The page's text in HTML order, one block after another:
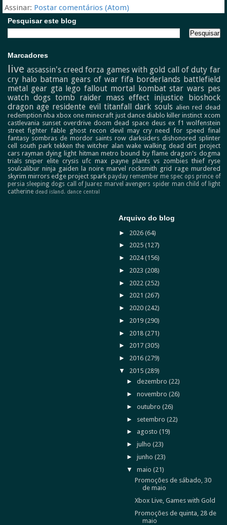
Assinar: Postar comentários (Atom)
Pesquisar este blog
Marcadores
live assassin's creed forza games with gold call of duty far
cry halo batman gears of war fifa borderlands battlefield
metal gear gta lego fallout mortal kombat star wars pes
watch dogs tomb raider mass effect injustice bioshock
dragon age residente evil titanfall dark souls alien red dead
redemption nba xbox one minecraft just dance diablo killer instinct xcom
castlevania sunset overdrive doom dead space deus ex f1 wolfenstein
street fighter fable ghost recon devil may cry need for speed final
fantasy sombras de mordor saints row darksiders dishonored splinter
cell
south park tekken the witcher alan wake walking dead dirt project
cars rayman dying light hitman metro bound by flame dragon's dogma
trials sniper elite crysis ufc max payne plants vs zombies thief ryse
soulcalibur ninja gaiden la noire marvel rocksmith grid rage murdered
skyrim mirrors edge project spark payday remember me spec ops prince of
persia sleeping dogs call of Juarez marvel avengers spider man child of light
catherine dead island. dance central
Arquivo do blog
► 2026 (64)
► 2025 (127)
► 2024(156)
► 2023 (208)
► 2022 (252)
► 2021 (267)
► 2020 (242)
► 2019 (290)
► 2018 (271)
► 2017 (305)
► 2016 (279)
▼ 2015 (289)
►dezembro(22)
►novembro(26)
►outubro(26)
► setembro(22)
► agosto(19)
►julho(23)
►junho(23)
▼maio(21)
Promoções de sábado, 30
de maio
Xbox Live, Games with Gold
Promoções de quinta, 28 de
maio